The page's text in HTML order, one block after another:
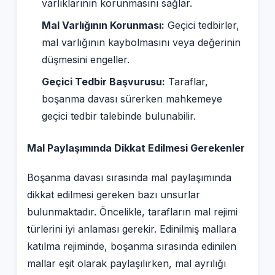
varlıklarının korunmasını sağlar.
Mal Varlığının Korunması: Geçici tedbirler,
mal varlığının kaybolmasını veya değerinin
düşmesini engeller.
Geçici Tedbir Başvurusu: Taraflar,
boşanma davası sürerken mahkemeye
geçici tedbir talebinde bulunabilir.
Mal Paylaşımında Dikkat Edilmesi Gerekenler
Boşanma davası sırasında mal paylaşımında
dikkat edilmesi gereken bazı unsurlar
bulunmaktadır. Öncelikle, tarafların mal rejimi
türlerini iyi anlaması gerekir. Edinilmiş mallara
katılma rejiminde, boşanma sırasında edinilen
mallar eşit olarak paylaşılırken, mal ayrılığı